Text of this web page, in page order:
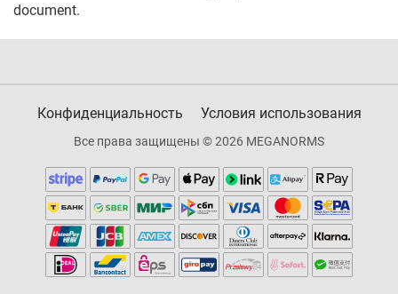
document.
Конфиденциальность Условия использования
Все права защищены © 2026 MEGANORMS